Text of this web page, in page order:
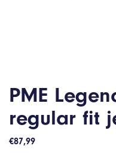
PME
regular fit
€87,99